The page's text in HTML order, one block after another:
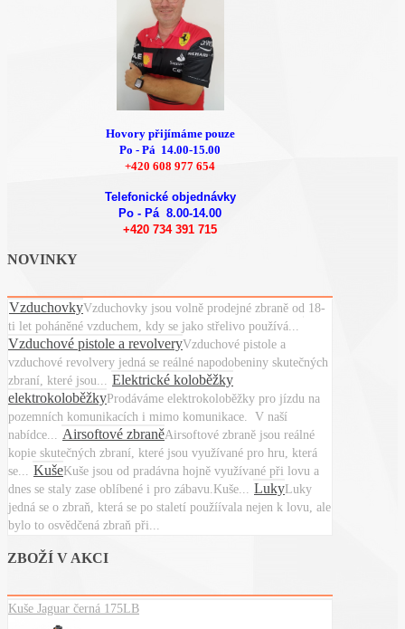
Hovory přijímáme pouze
Po - Pá 14.00-15.00
+420 608 977 654
Telefonické objednávky
Po - Pá 8.00-14.00
+420 734 391 715
NOVINKY
VzduchovkyVzduchovky jsou volně prodejné zbraně od 18-
ti let poháněné vzduchem, kdy se jako střelivo používá...
Vzduchové pistole a revolveryVzduchové pistole a
vzduchové revolvery jedná se reálné napodobeniny skutečných
zbraní, které jsou... Elektrické koloběžky
elektrokoloběžkyProdáváme elektrokoloběžky pro jízdu na
pozemních komunikacích i mimo komunikace. V naší
nabídce... Airsoftové zbraněAirsoftové zbraně jsou reálné
kopie skutečných zbraní, které jsou využívané pro hru, která
se... KušeKuše jsou od pradávna hojně využívané při lovu a
dnes se staly zase oblíbené i pro zábavu.Kuše... LukyLuky
jedná se o zbraň, která se po staletí použíívala nejen k lovu, ale
bylo to osvědčená zbraň při...
ZBOŽÍ V AKCI
Kuše Jaguar černá 175LB